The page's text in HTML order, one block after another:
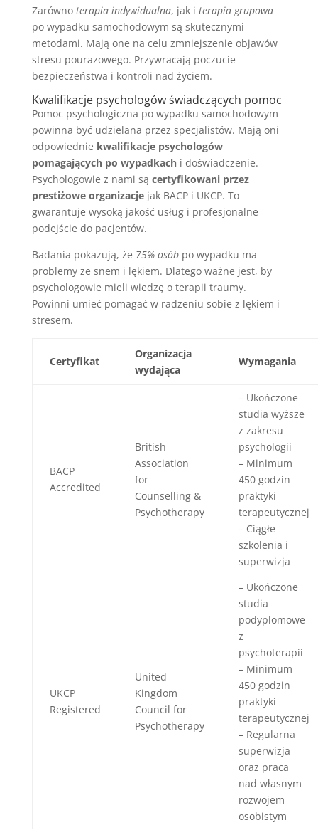
Zarówno terapia indywidualna, jak i terapia grupowa
po wypadku samochodowym są skutecznymi
metodami. Mają one na celu zmniejszenie objawów
stresu pourazowego. Przywracają poczucie
bezpieczeństwa i kontroli nad życiem.
Kwalifikacje psychologów świadczących pomoc
Pomoc psychologiczna po wypadku samochodowym
powinna być udzielana przez specjalistów. Mają oni
odpowiednie kwalifikacje psychologów
pomagających po wypadkachi doświadczenie.
Psychologowie z nami są certyfikowani przez
prestiżowe organizacjejak BACP i UKCP. To
gwarantuje wysoką jakość usług i profesjonalne
podejście do pacjentów.
Badania pokazują, że 75% osóbpo wypadku ma
problemy ze snem i lękiem. Dlatego ważne jest, by
psychologowie mieli wiedzę o terapii traumy.
Powinni umieć pomagać w radzeniu sobie z lękiem i
stresem.
Certyfikat
Organizacja
wydająca
Wymagania
BACP
Accredited
British
Association
for
Counselling &
Psychotherapy
– Ukończone
studia wyższe
z zakresu
psychologii
– Minimum
450 godzin
praktyki
terapeutycznej
– Ciągłe
szkolenia i
superwizja
UKCP
Registered
United
Kingdom
Council for
Psychotherapy
– Ukończone
studia
podyplomowe
z
psychoterapii
– Minimum
450 godzin
praktyki
terapeutycznej
– Regularna
superwizja
oraz praca
nad własnym
rozwojem
osobistym